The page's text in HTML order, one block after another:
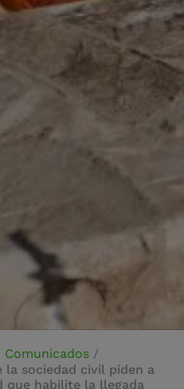
Comunicados /
la sociedad civil piden a
que habilite la llegada